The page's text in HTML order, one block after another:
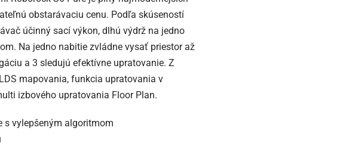
obstarávaciu cenu. Podľa skúseností
účinný sací výkon, dlhú výdrž na jedno
Na jedno nabitie zvládne vysať priestor až
a 3 sledujú efektívne upratovanie. Z
mapovania, funkcia upratovania v
izbového upratovania Floor Plan.
s vylepšeným algoritmom